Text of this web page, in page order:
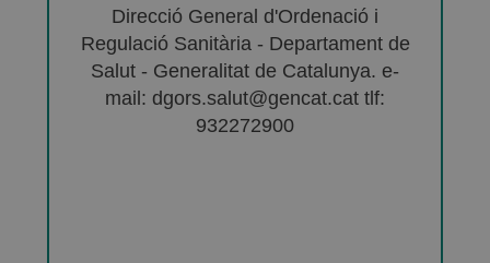
Direcció General d'Ordenació i
Regulació Sanitària - Departament de
Salut - Generalitat de Catalunya. e-
mail: dgors.salut@gencat.cat tlf:
932272900